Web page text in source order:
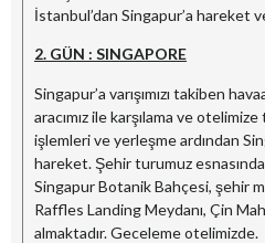
İstanbul’dan Singapur’a hareket
2. GÜN : SINGAPORE
Singapur’a varışımızı takiben
aracımız ile karşılama ve
işlemleri ve yerleşme ardından
hareket. Şehir turumuz
Singapur Botanik Bahçesi, şehir
Raffles Landing Meydanı, Çin
almaktadır. Geceleme otelimizde.